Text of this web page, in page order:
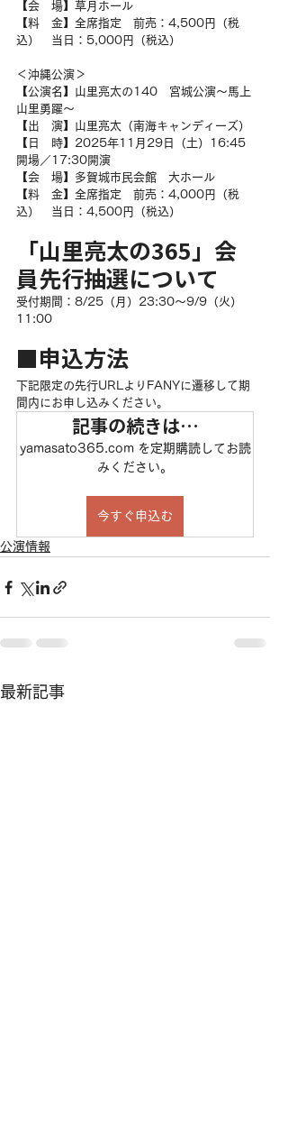
【会　場】草月ホール
【料　金】全席指定　前売：4,500円（税
込）　当日：5,000円（税込）
＜沖縄公演＞
【公演名】山里亮太の140　宮城公演～馬上
山里勇躍～
【出　演】山里亮太（南海キャンディーズ）
【日　時】2025年11月29日（土）16:45
開場／17:30開演
【会　場】多賀城市民会館　大ホール
【料　金】全席指定　前売：4,000円（税
込）　当日：4,500円（税込）
「山里亮太の365」会
員先行抽選について
受付期間：8/25（月）23:30～9/9（火）
11:00
■申込方法
下記限定の先行URLよりFANYに遷移して期
間内にお申し込みください。
記事の続きは…
yamasato365.com を定期購読してお読
みください。
今すぐ申込む
公演情報
最新記事